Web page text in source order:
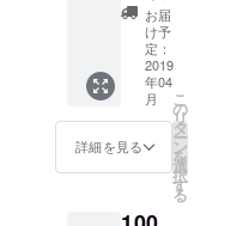
い。
式ド
リッ
パー、
珈琲
カップ
セット
を1個 ※
豆の状
対応致
た後の
粉）
200gを
6パッ
ク。 ②
日の出
農園／
日の出
珈琲か
らのお
ステン
お届
け予
定：
2019
年04
月
詳細を見る
こ
の
リ
タ
ー
ン
を
選
択
す
る